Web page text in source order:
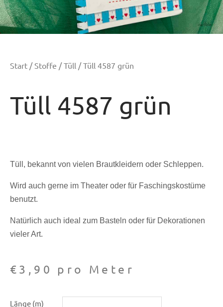
Start / Stoffe /Tüll / Tüll 4587 grün
Tüll 4587 grün
Tüll, bekannt von vielen Brautkleidern oder Schleppen.
Wird auch gerne im Theater oder für Faschingskostüme
benutzt.
Natürlich auch ideal zum Basteln oder für Dekorationen
vieler Art.
€ 3,90 pro Meter
Länge (m)